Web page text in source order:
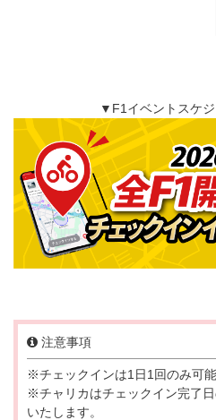
▼F1イベントスケ
注意事項
※チェックインは1日1回のみ可能
※チャリカはチェックイン完了
いたします。